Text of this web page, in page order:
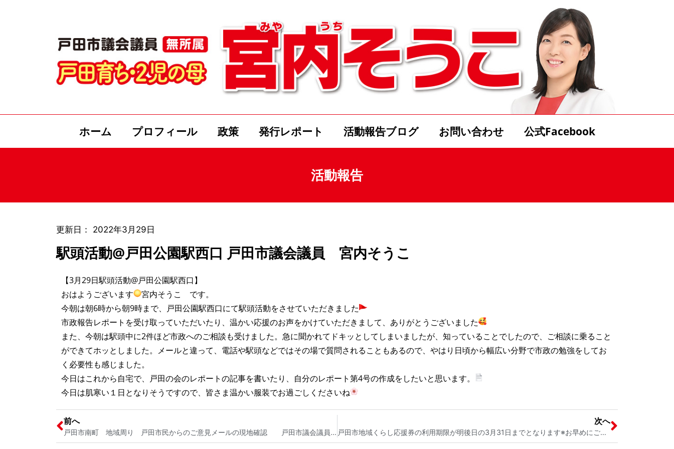
ホーム プロフィール 政策 発行レポート 活動報告ブログ お問い合わせ 公式Facebook
活動報告
更新日： 2022年3月29日
駅頭活動@戸田公園駅西口 戸田市議会議員 宮内そうこ
【3月29日駅頭活動@戸田公園駅西口】
おはようございます
宮内そうこ です。
今朝は朝6時から朝9時まで、戸田公園駅西口にて駅頭活動をさせていただきました
市政報告レポートを受け取っていただいたり、温かい応援のお声をかけていただきまして、ありがとうございました
また、今朝は駅頭中に2件ほど市政へのご相談も受けました。急に聞かれてドキッとしてしまいましたが、知っていることでしたので、ご相談に乗ること
ができてホッとしました。メールと違って、電話や駅頭などではその場で質問されることもあるので、やはり日頃から幅広い分野で市政の勉強をしてお
く必要性も感じました。
今日はこれから自宅で、戸田の会のレポートの記事を書いたり、自分のレポート第4号の作成をしたいと思います。
今日は肌寒い１日となりそうですので、皆さま温かい服装でお過ごしくださいね
前へ
戸田市南町 地域周り 戸田市民からのご意見メールの現地確認 戸田市議会議員 宮内そうこ
次へ
戸田市地域くらし応援券の利用期限が明後日の3月31日までとなります※お早めにご利用ください 戸田市議会議員 宮内そうこ